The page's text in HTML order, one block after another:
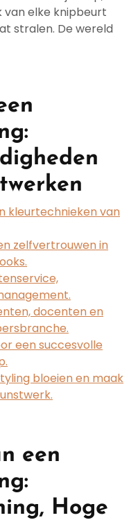
elke knipbeurt
stralen. De wereld
kleurtechnieken van
zelfvertrouwen in
docenten en
een succesvolle
bloeien en maak
een
Hoge